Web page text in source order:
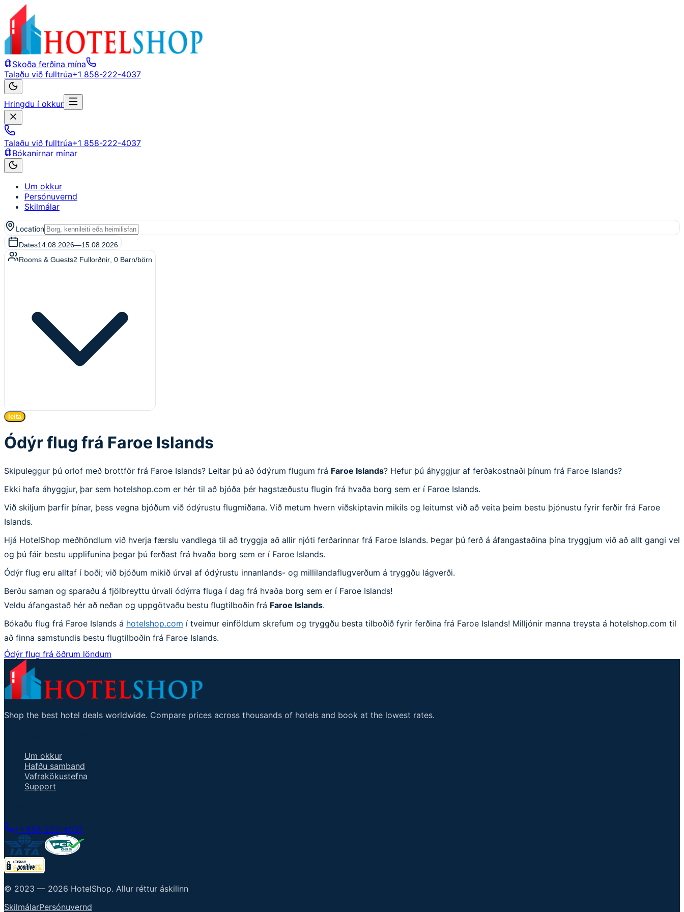
Skoða ferðina mína
Talaðu við fulltrúa+1 858-222-4037
Hringdu í okkur
Talaðu við fulltrúa+1 858-222-4037
Bókanirnar mínar
Um okkur
Persónuvernd
Skilmálar
Location
Dates14.08.2026—15.08.2026
Rooms & Guests2 Fullorðnir 0 Barn/börn
leita
Ódýr flug frá Faroe Islands
Skipuleggur þú orlof með brottför frá Faroe Islands? Leitar þú að ódýrum flugum frá Faroe Islands? Hefur þú áhyggjur af ferðakostnaði þínum frá Faroe Islands?
Ekki hafa áhyggjur, þar sem hotelshop.com er hér til að bjóða þér hagstæðustu flugin frá hvaða borg sem er í Faroe Islands.
Við skiljum þarfir þínar, þess vegna bjóðum við ódýrustu flugmiðana. Við metum hvern viðskiptavin mikils og leitumst við að veita þeim bestu þjónustu fyrir ferðir frá Faroe
Islands.
Hjá HotelShop meðhöndlum við hverja færslu vandlega til að tryggja að allir njóti ferðarinnar frá Faroe Islands. Þegar þú ferð á áfangastaðina þína tryggjum við að allt gangi vel
og þú fáir bestu upplifunina þegar þú ferðast frá hvaða borg sem er í Faroe Islands.
Ódýr flug eru alltaf í boði; við bjóðum mikið úrval af ódýrustu innanlands- og millilandaflugverðum á tryggðu lágverði.
Berðu saman og sparaðu á fjölbreyttu úrvali ódýrra fluga í dag frá hvaða borg sem er í Faroe Islands!
Veldu áfangastað hér að neðan og uppgötvaðu bestu flugtilboðin frá Faroe Islands.
Bókaðu flug frá Faroe Islands á hotelshop.com í tveimur einföldum skrefum og tryggðu besta tilboðið fyrir ferðina frá Faroe Islands! Milljónir manna treysta á hotelshop.com til
að finna samstundis bestu flugtilboðin frá Faroe Islands.
Ódýr flug frá öðrum löndum
Shop the best hotel deals worldwide. Compare prices across thousands of hotels and book at the lowest rates.
Um okkur
Hafðu samband
Vafrakökustefna
Support
+1 858-222-4037
© 2023 — 2026 HotelShop. Allur réttur áskilinn
SkilmálarPersónuvernd